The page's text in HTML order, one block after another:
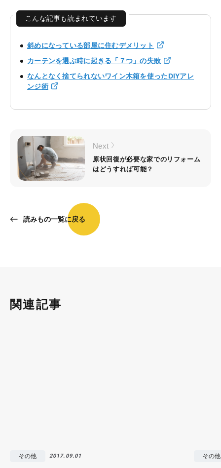
こんな記事も読まれています
斜めになっている部屋に住むデメリット
カーテンを選ぶ時に起きる「７つ」の失敗
なんとなく捨てられないワイン木箱を使ったDIYアレ
ンジ術
読みもの一覧に戻る
Next
原状回復が必要な家でのリフォーム
はどうすれば可能？
関連記事
その他 2017.09.01 その他